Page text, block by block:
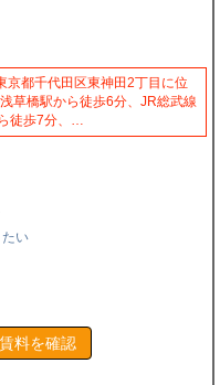
京都千代田区東神田2丁目に位
草橋駅から徒歩6分、JR総武線
徒歩7分、…
い
賃料を確認